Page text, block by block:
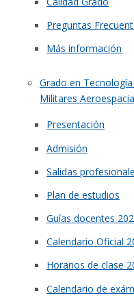
Preguntas
Más información
Grado en
Militares
Presentación
Admisión
Salidas
Plan de estudios
Guías docentes
Calendario Oficial
Horarios de clase
Calendario de